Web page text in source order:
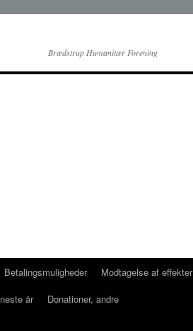
Brædstrup Humanitær Forening
Betalingsmuligheder
Modtagelse af effekter
år
Donationer, andre